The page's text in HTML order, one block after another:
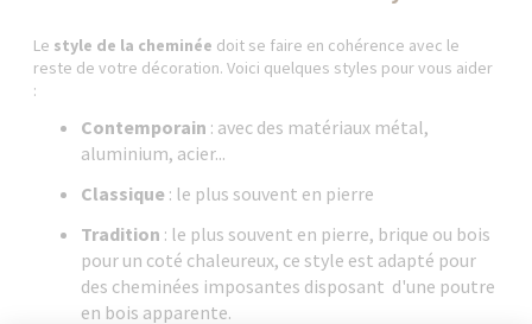
Le style de la cheminée doit se faire en cohérence avec le
reste de votre décoration. Voici quelques styles pour vous aider
:
Contemporain : avec des matériaux métal,
aluminium, acier...
Classique : le plus souvent en pierre
Tradition : le plus souvent en pierre, brique ou bois
pour un coté chaleureux, ce style est adapté pour
des cheminées imposantes disposant d'une poutre
en bois apparente.